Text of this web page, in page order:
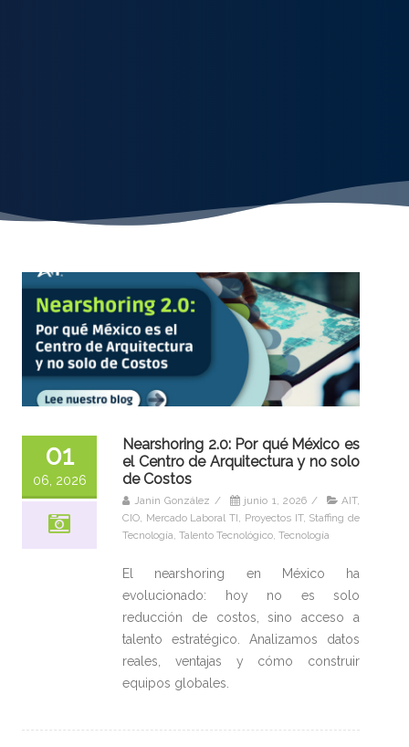
01
06, 2026
Nearshoring 2.0: Por qué México es
el Centro de Arquitectura y no solo
de Costos
Janin González / junio 1, 2026 / AIT,
CIO, Mercado Laboral TI, Proyectos IT, Staffing de
Tecnología, Talento Tecnológico, Tecnología
El nearshoring en México ha
evolucionado: hoy no es solo
reducción de costos, sino acceso a
talento estratégico. Analizamos datos
reales, ventajas y cómo construir
equipos globales.